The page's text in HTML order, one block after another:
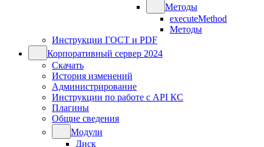
Методы
executeMethod
Методы
Инструкции ГОСТ и PDF
Корпоративный сервер 2024
Скачать
История изменений
Администрирование
Инструкции по работе с API КС
Плагины
Общие сведения
Модули
Диск